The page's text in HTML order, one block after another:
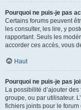
Pourquoi ne puis-je pas
Certains forums peuvent
les consulter, les lire, y
rapportant. Seuls les
accorder ces accès, vous
Haut
Pourquoi ne puis-je pas
La possibilité d’ajouter
groupe, ou par utilisateur.
fichiers joints pour le